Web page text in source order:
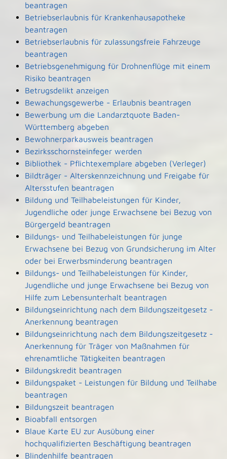
beantragen
Betriebserlaubnis für Krankenhausapotheke
beantragen
Betriebserlaubnis für zulassungsfreie Fahrzeuge
beantragen
Betriebsgenehmigung für Drohnenflüge mit einem
Risiko beantragen
Betrugsdelikt anzeigen
Bewachungsgewerbe - Erlaubnis beantragen
Bewerbung um die Landarztquote Baden-
Württemberg abgeben
Bewohnerparkausweis beantragen
Bezirksschornsteinfeger werden
Bibliothek - Pflichtexemplare abgeben (Verleger)
Bildträger - Alterskennzeichnung und Freigabe für
Altersstufen beantragen
Bildung und Teilhabeleistungen für Kinder,
Jugendliche oder junge Erwachsene bei Bezug von
Bürgergeld beantragen
Bildungs- und Teilhabeleistungen für junge
Erwachsene bei Bezug von Grundsicherung im Alter
oder bei Erwerbsminderung beantragen
Bildungs- und Teilhabeleistungen für Kinder,
Jugendliche und junge Erwachsene bei Bezug von
Hilfe zum Lebensunterhalt beantragen
Bildungseinrichtung nach dem Bildungszeitgesetz -
Anerkennung beantragen
Bildungseinrichtung nach dem Bildungszeitgesetz -
Anerkennung für Träger von Maßnahmen für
ehrenamtliche Tätigkeiten beantragen
Bildungskredit beantragen
Bildungspaket - Leistungen für Bildung und Teilhabe
beantragen
Bildungszeit beantragen
Bioabfall entsorgen
Blaue Karte EU zur Ausübung einer
hochqualifizierten Beschäftigung beantragen
Blindenhilfe beantragen